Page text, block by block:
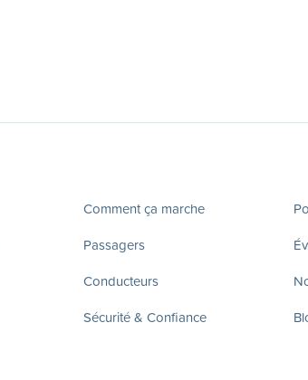
Comment ça marche
Passagers
Conducteurs
Sécurité & Confiance